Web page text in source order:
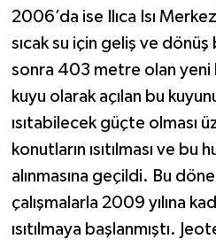
2006’da ise Ilıca Isı
sıcak su için geliş ve
sonra 403 metre olan yeni
kuyu olarak açılan bu
ısıtabilecek güçte olması
konutların ısıtılması ve bu
alınmasına geçildi. Bu
çalışmalarla 2009 yılına
ısıtılmaya başlanmıştı.